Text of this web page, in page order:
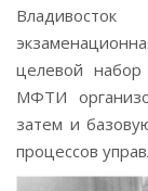
целевой
МФТИ
затем и
процессов